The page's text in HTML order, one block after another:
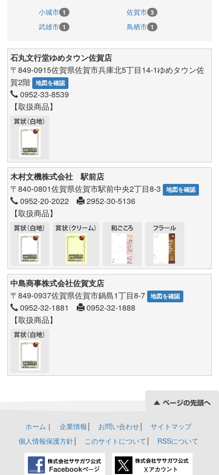
小城市 1 佐賀市 3
武雄市 1 鳥栖市 1
石丸文行堂ゆめタウン佐賀店
〒849-0915佐賀県佐賀市兵庫北5丁目14-1ゆめタウン佐
賀2階
地図を確認
0952-33-8539
【取扱商品】
木村文機株式会社 駅前店
〒840-0801佐賀県佐賀市駅前中央2丁目8-3
地図を確認
0952-20-2022
2952-30-5136
【取扱商品】
中島商事株式会社佐賀支店
〒849-0937佐賀県佐賀市鍋島1丁目8-7
地図を確認
0952-32-1881
0952-32-1888
【取扱商品】
ホーム ｜ 企業情報 お問い合わせ│
サイトマップ
個人情報保護方針│ このサイトについて RSSについて